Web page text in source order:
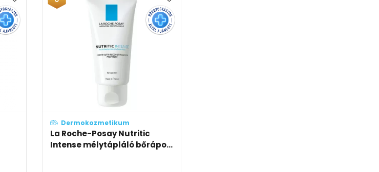
Dermokozmetikum
La Roche-Posay Nutritic
Intense mélytápláló bőrápo...